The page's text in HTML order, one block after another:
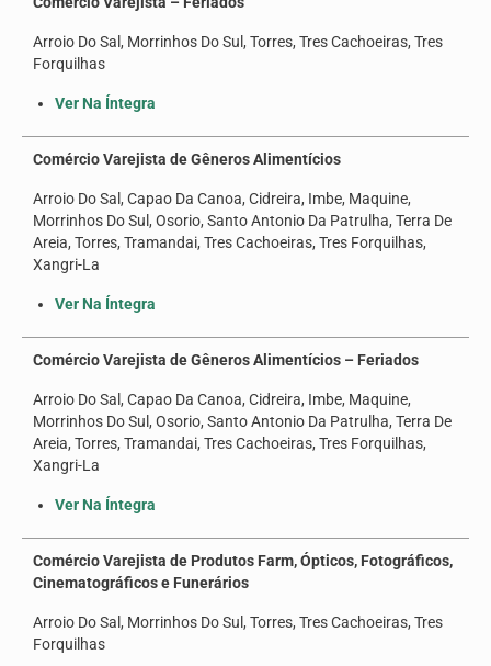
Galeria de Fotos
Informativos
Vídeos
Contato
Arroio Do Sal, Morrinhos Do Sul, Torres, Tres Cachoeiras, Tres
Forquilhas
Ver Na Íntegra
Comércio Varejista de Gêneros Alimentícios
Arroio Do Sal, Capao Da Canoa, Cidreira, Imbe, Maquine,
Morrinhos Do Sul, Osorio, Santo Antonio Da Patrulha, Terra De
Areia, Torres, Tramandai, Tres Cachoeiras, Tres Forquilhas,
Xangri-La
Ver Na Íntegra
Comércio Varejista de Gêneros Alimentícios – Feriados
Arroio Do Sal, Capao Da Canoa, Cidreira, Imbe, Maquine,
Morrinhos Do Sul, Osorio, Santo Antonio Da Patrulha, Terra De
Areia, Torres, Tramandai, Tres Cachoeiras, Tres Forquilhas,
Xangri-La
Ver Na Íntegra
Comércio Varejista de Produtos Farm, Ópticos, Fotográficos,
Cinematográficos e Funerários
Arroio Do Sal, Morrinhos Do Sul, Torres, Tres Cachoeiras, Tres
Forquilhas